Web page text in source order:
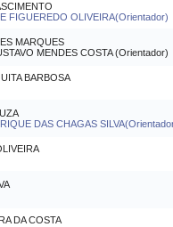
FIGUEREDO OLIVEIRA(Orientador)
MARQUES
MENDES COSTA (Orientador)
BARBOSA
DAS CHAGAS
DA COSTA